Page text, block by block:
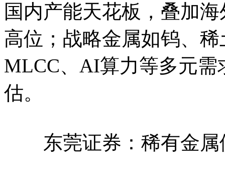
国内产能天花板，叠加
高位；战略金属如钨、
MLCC、AI算力等多元
估。
东莞证券：稀有金属